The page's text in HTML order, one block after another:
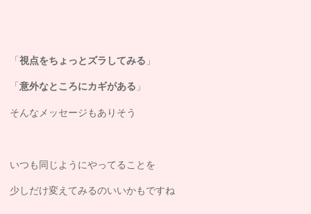
「視点をちょっとズラしてみる 」
「 意外なところにカギがある 」
そんなメッセージもありそう
いつも同じようにやってることを
少しだけ変えてみるのいいかもですね